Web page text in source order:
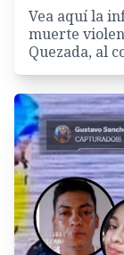
Vea aquí la
muerte
Quezada, al